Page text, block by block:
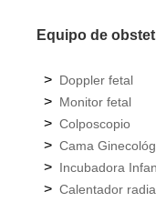
Equipo de
> Doppler fetal
> Monitor fetal
> Colposcopio
> Cama
> Incubadora
> Calentador